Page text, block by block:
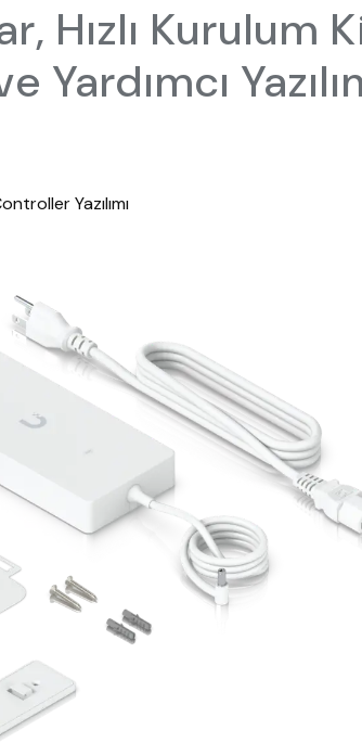
Kurulum
Yardımcı
Yazılımı